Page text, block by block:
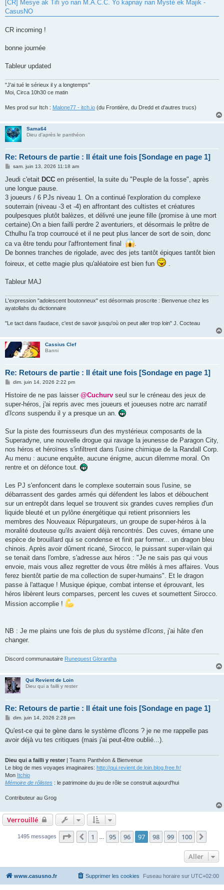
[CR] Mesye ak Tifi yo nan M.A.C.C. Yo kapnay nan Mysté ek Majik -
CasusNO
CR incoming !
bonne journée
Tableur updated
"J'ai tué le sérieux il y a longtemps"
Moi, Circa 10h30 ce matin
Mes prod sur Itch : Malone77 - itch.io (du Frontière, du Dredd et d'autres trucs)
Sama64
Dieu d'après le panthéon
Re: Retours de partie : Il était une fois [Sondage en page 1]
M
s
a
g
e
sam. juin 13, 2026 11:18 am
Jeudi c'etait DCC en présentiel, la suite du "Peuple de la fosse", après
une longue pause.
3 joueurs / 6 PJs niveau 1. On a continué l'exploration du complexe
souterrain (niveau -3 et -4) en affrontant des cultistes et créatures
poulpesques plutôt balèzes, et délivré une jeune fille (promise à une mort
certaine).On a bien failli perdre 2 aventuriers, et désormais le prêtre de
Cthulhu l'a trop courroucé et il ne peut plus lancer de sort de soin, donc
ca va être tendu pour l'affrontement final
.
De bonnes tranches de rigolade, avec des jets tantôt épiques tantôt bien
foireux, et cette magie plus qu'aléatoire est bien fun
.
Tableur MAJ
L'expression "adolescent boutonneux" est désormais proscrite : Bienvenue chez les
ayatollahs du dictionnaire
"Le tact dans l'audace, c'est de savoir jusqu'où on peut aller trop loin" J. Cocteau
Cassius Clef
Banni
Re: Retours de partie : Il était une fois [Sondage en page 1]
M
s
a
g
dim. juin 14, 2026 2:22 pm
Histoire de ne pas laisser @Cuchurv seul sur le créneau des jeux de
super-héros, j'ai repris avec mes joueurs et joueuses notre arc narratif
d'Icons suspendu il y a presque un an.
Sur la piste des fournisseurs d'un des mystérieux composants de la
Superadyne, une nouvelle drogue qui ravage la jeunesse de Paragon City,
nos héros et héroïnes s'infiltrent dans l'usine chimique de la Randall Corp.
Au menu : aucune enquête, aucune énigme, aucun dilemme moral. On
rentre et on défonce tout.
Les PJ s'enfoncent dans le complexe souterrain sous l'usine, se
débarrassent des gardes armés qui défendent les labos et débouchent
sur un entrepôt dans lequel se trouvent six grandes cuves remplies d'un
liquide bleuté et un pylône énergétique qui retient prisonniers les
membres des Nouveaux Répurgateurs, un groupe de super-héros à la
moralité douteuse qu'ils avaient déjà rencontrés. Des cuves, émane une
espèce de brouillard qui se condense et finit par former... un dragon bleu
chinois. Après avoir dûment ricané, Sirocco, le puissant super-vilain qui
se tenait dans l'ombre, s'adresse aux héros : "Je ne sais pas qui vous
envoie, mais vous allez regretter de vous être mêlés à mes affaires. Vous
ferez bientôt partie de ma collection de super-humains". Et le dragon
passe à l'attaque ! Musique épique, combat intense et éprouvant, les
héros libèrent leurs comparses, percent les cuves et soumettent Sirocco.
Mission accomplie !
NB : Je me plains une fois de plus du système d'Icons, j'ai hâte d'en
changer.
Discord communautaire Runequest Glorantha
Qui Revient de Loin
Dieu qui a failli y rester
Re: Retours de partie : Il était une fois [Sondage en page 1]
M
s
a
dim. juin 14, 2026 2:28 pm
Qu'est-ce qui te gène dans le système d'Icons ? je ne me rappelle pas
avoir déjà vu tes critiques (mais j'ai peut-être oublié...).
Dieu qui a failli y rester | Teams Panthéon & Bienvenue
Le blog de mes voyages imaginaires: http://qui.revient.de.loin.blog.free.fr/
Mon Itchio
Mémoire de rôlistes : le patrimoine du jeu de rôle se construit aujourd'hui
Contributeur au Grog
Verrouillé
1495 messages Page 97 sur 100
Précédent
1 95 96 97 98 99 100
Aller
www.casusno.fr Fuseau horaire sur UTC+02:00
Supprimer les cookies